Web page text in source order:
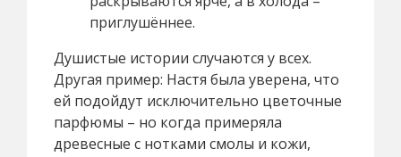
приглушённее.
Душистые истории случаются у всех.
Другая пример: Настя была уверена, что
ей подойдут исключительно цветочные
парфюмы – но когда примеряла
древесные с нотками смолы и кожи,